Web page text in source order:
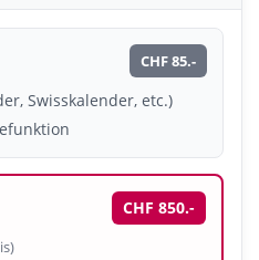
CHF 85.-
Swisskalender, etc.)
CHF 850.-